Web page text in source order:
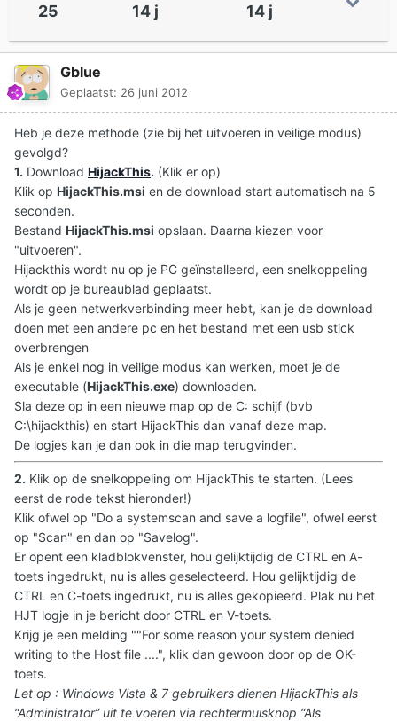
25 14 j 14 j
Gblue
Geplaatst: 26 juni 2012
Heb je deze methode (zie bij het uitvoeren in veilige modus)
gevolgd?
1. Download HijackThis. (Klik er op)
Klik op HijackThis.msi en de download start automatisch na 5
seconden.
Bestand HijackThis.msi opslaan. Daarna kiezen voor
"uitvoeren".
Hijackthis wordt nu op je PC geïnstalleerd, een snelkoppeling
wordt op je bureaublad geplaatst.
Als je geen netwerkverbinding meer hebt, kan je de download
doen met een andere pc en het bestand met een usb stick
overbrengen
Als je enkel nog in veilige modus kan werken, moet je de
executable (HijackThis.exe) downloaden.
Sla deze op in een nieuwe map op de C: schijf (bvb
C:\hijackthis) en start HijackThis dan vanaf deze map.
De logjes kan je dan ook in die map terugvinden.
2. Klik op de snelkoppeling om HijackThis te starten. (Lees
eerst de rode tekst hieronder!)
Klik ofwel op "Do a systemscan and save a logfile", ofwel eerst
op "Scan" en dan op "Savelog".
Er opent een kladblokvenster, hou gelijktijdig de CTRL en A-
toets ingedrukt, nu is alles geselecteerd. Hou gelijktijdig de
CTRL en C-toets ingedrukt, nu is alles gekopieerd. Plak nu het
HJT logje in je bericht door CTRL en V-toets.
Krijg je een melding ""For some reason your system denied
writing to the Host file ....", klik dan gewoon door op de OK-
toets.
Let op : Windows Vista & 7 gebruikers dienen HijackThis als
“Administrator” uit te voeren via rechtermuisknop “Als